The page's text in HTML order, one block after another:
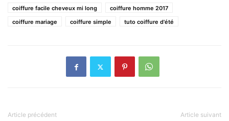
coiffure facile cheveux mi long
coiffure homme 2017
coiffure mariage
coiffure simple tuto coiffure d'été
Article précédent Article suivant